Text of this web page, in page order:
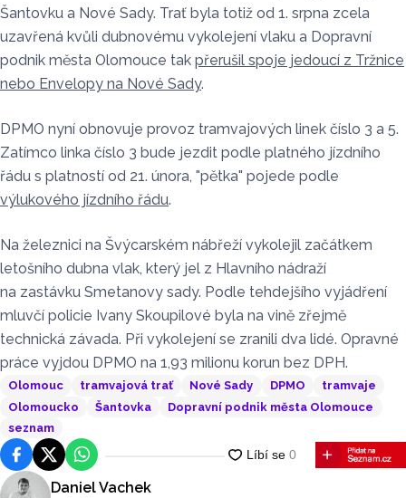
Šantovku a Nové Sady. Trať byla totiž od 1. srpna zcela
uzavřená kvůli dubnovému vykolejení vlaku a Dopravní
podnik města Olomouce tak přerušil spoje jedoucí z Tržnice
nebo Envelopy na Nové Sady.
DPMO nyní obnovuje provoz tramvajových linek číslo 3 a 5.
Zatímco linka číslo 3 bude jezdit podle platného jízdního
řádu s platností od 21. února, "pětka" pojede podle
výlukového jízdního řádu.
Na železnici na Švýcarském nábřeží vykolejil začátkem
letošního dubna vlak, který jel z Hlavního nádraží
na zastávku Smetanovy sady. Podle tehdejšího vyjádření
mluvčí policie Ivany Skoupilové byla na vině zřejmě
technická závada. Při vykolejení se zranili dva lidé. Opravné
práce vyjdou DPMO na 1,93 milionu korun bez DPH.
Olomouc tramvajová trať Nové Sady DPMO
tramvaje
Olomoucko
Šantovka
Dopravní podnik města Olomouce
seznam
FacebookPlatforma X
WhatsApp
Daniel Vachek